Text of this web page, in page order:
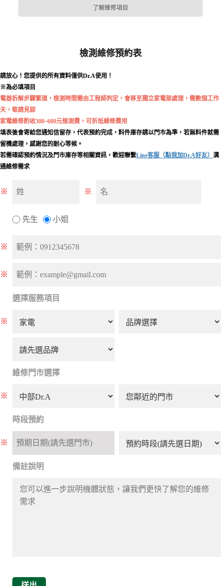
了解維修項目
檢測維修預約表
請放心！您提供的所有資料僅供Dr.A使用！
※為必填項目
電器拆解步驟繁瑣，檢測時間需由工程師判定，會移至獨立家電部處理，需數個工作
天，敬請見諒
家電維修酌收300~600元檢測費，可折抵維修費用
填表後會寄給您通知信留存，代表預約完成，料件庫存請以門市為準，若無料件就需
留機處理，感謝您的耐心等候。
若需確認預約情況及門市庫存等相關資訊，歡迎聯繫Line客服（點我加Dr.A好友） 溝
通維修需求
※ ※
先生 小姐
※
※
選擇服務項目
※
維修門市選擇
※
時段預約
※
備註說明